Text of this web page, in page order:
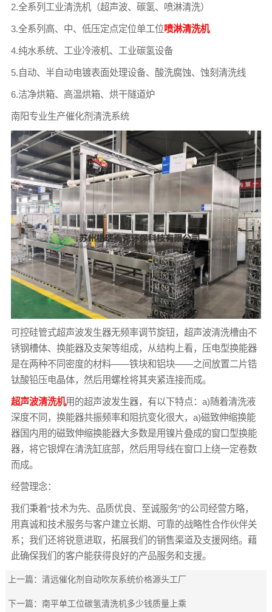
2.全系列工业清洗机（超声波、碳氢、喷淋清洗）
3.全系列高、中、低压定点定位单工位喷淋清洗机
4.纯水系统、工业冷液机、工业碳氢设备
5.自动、半自动电镀表面处理设备、酸洗腐蚀、蚀刻清洗线
6.洁净烘箱、高温烘箱、烘干隧道炉
南阳专业生产催化剂清洗系统
可控硅管式超声波发生器无频率调节旋钮，超声波清洗槽由不
锈钢槽体、换能器及支架等组成，从结构上看，压电型换能器
是在两种不同密度的材料——铁块和铝块——之间放置二片锆
钛酸铅压电晶体，然后用螺栓将其夹紧连接而成。
超声波清洗机用的超声波发生器，有以下特点：a)随着清洗液
深度不同，换能器共振频率和阻抗变化很大，a)磁致伸缩换能
器国内用的磁致伸缩换能器大多数是用镍片叠成的窗口型换能
器，将它银焊在清洗缸底部，然后用导线在窗口上绕一定卷数
而成。
经营理念：
我们秉着“技术为先、品质优良、至诚服务”的公司经营方略，
用真诚和技术服务与客户建立长期、可靠的战略性合作伙伴关
系；我们还将锐意进取，拓展我们的销售渠道及支援网络。藉
此确保我们的客户能获得良好的产品服务和支援。
上一篇：清远催化剂自动吹灰系统价格源头工厂
下一篇：南平单工位碳氢清洗机多少钱质量上乘